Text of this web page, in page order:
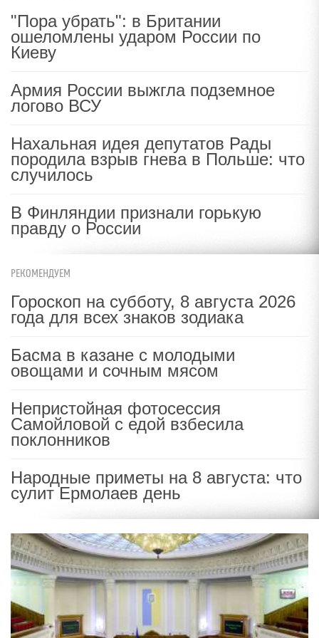
"Пора убрать": в Британии
ошеломлены ударом России по
Киеву
Армия России выжгла подземное
логово ВСУ
Нахальная идея депутатов Рады
породила взрыв гнева в Польше: что
случилось
В Финляндии признали горькую
правду о России
РЕКОМЕНДУЕМ
Гороскоп на субботу, 8 августа 2026
года для всех знаков зодиака
Басма в казане с молодыми
овощами и сочным мясом
Непристойная фотосессия
Самойловой с едой взбесила
поклонников
Народные приметы на 8 августа: что
сулит Ермолаев день